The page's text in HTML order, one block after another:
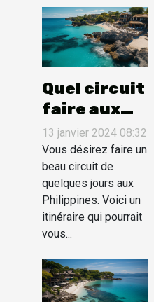
Quel circuit
faire aux
Philippines
?
13 janvier 2024 08:32
Vous désirez faire un
beau circuit de
quelques jours aux
Philippines. Voici un
itinéraire qui pourrait
vous...